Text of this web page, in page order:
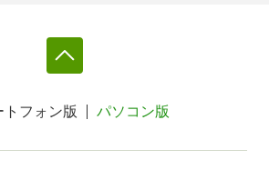
トフォン版 パソコン版